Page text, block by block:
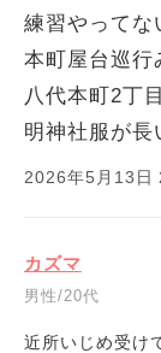
練習やってな
本町屋台巡行
八代本町2丁
明神社服が長
2026年5月13日
カズマ
男性/20代
近所いじめ受け